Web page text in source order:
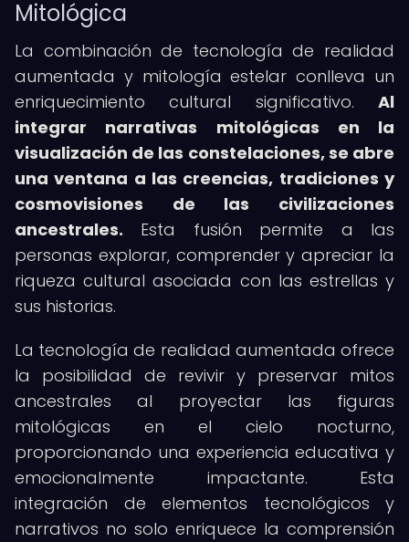
Mitológica
La combinación de tecnología de realidad
aumentada y mitología estelar conlleva un
enriquecimiento cultural significativo. Al
integrar narrativas mitológicas en la
visualización de las constelaciones, se abre
una ventana a las creencias, tradiciones y
cosmovisiones de las civilizaciones
ancestrales. Esta fusión permite a las
personas explorar, comprender y apreciar la
riqueza cultural asociada con las estrellas y
sus historias.
La tecnología de realidad aumentada ofrece
la posibilidad de revivir y preservar mitos
ancestrales al proyectar las figuras
mitológicas en el cielo nocturno,
proporcionando una experiencia educativa y
emocionalmente impactante. Esta
integración de elementos tecnológicos y
narrativos no solo enriquece la comprensión